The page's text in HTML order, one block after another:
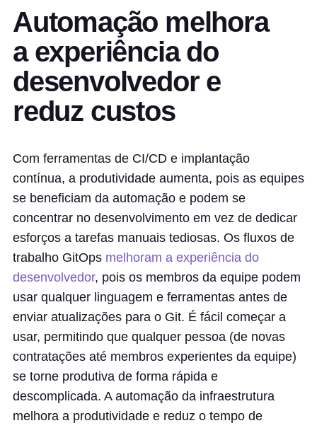
Automação melhora
a experiência do
desenvolvedor e
reduz custos
Com ferramentas de CI/CD e implantação
contínua, a produtividade aumenta, pois as equipes
se beneficiam da automação e podem se
concentrar no desenvolvimento em vez de dedicar
esforços a tarefas manuais tediosas. Os fluxos de
trabalho GitOps melhoram a experiência do
desenvolvedor, pois os membros da equipe podem
usar qualquer linguagem e ferramentas antes de
enviar atualizações para o Git. É fácil começar a
usar, permitindo que qualquer pessoa (de novas
contratações até membros experientes da equipe)
se torne produtiva de forma rápida e
descomplicada. A automação da infraestrutura
melhora a produtividade e reduz o tempo de